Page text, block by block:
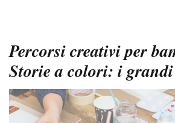
Percorsi creativi per
Storie a colori: i